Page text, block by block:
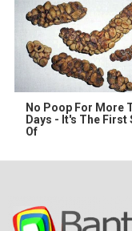
No Poop For More
Days - It's The First
Of